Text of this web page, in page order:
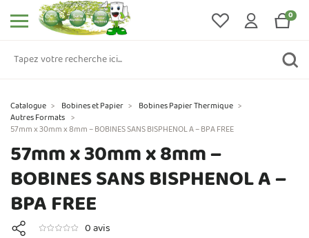
0
Catalogue > Bobines et Papier > Bobines Papier Thermique >
Autres Formats >
57mm x 30mm x 8mm – BOBINES SANS BISPHENOL A – BPA FREE
57mm x 30mm x 8mm –
BOBINES SANS BISPHENOL A –
BPA FREE
0 avis